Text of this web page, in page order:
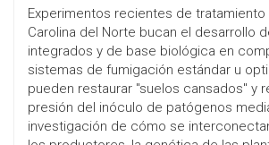
Experimentos recientes de
Carolina del Norte bucan el desarrollo
integrados y de base biológica en
sistemas de fumigación estándar u
pueden restaurar "suelos cansados" y
presión del inóculo de patógenos
investigación de cómo se